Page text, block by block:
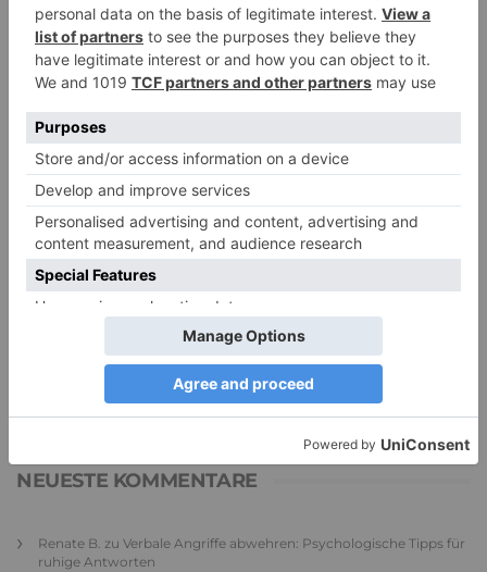
15. Juli 2026 0
PDA Autismus: Merkmale und Umgang mit
PANDA-Kindern – Kinder mit starkem
Autonomiebedürfnis (1)
NEUESTE KOMMENTARE
Renate B. zu Verbale Angriffe abwehren: Psychologische Tipps für
ruhige Antworten